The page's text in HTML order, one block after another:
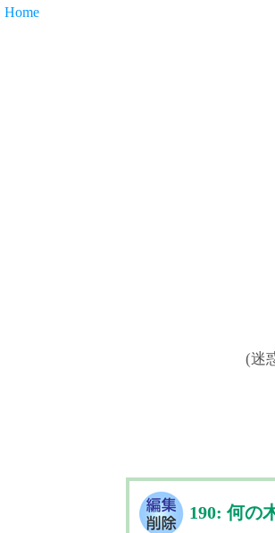
Home
(迷
190: 何の